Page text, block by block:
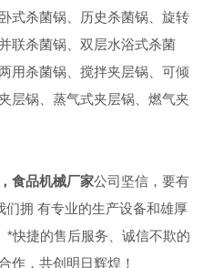
式杀菌锅、历史杀菌锅、旋转
联杀菌锅、双层水浴式杀菌
用杀菌锅、搅拌夹层锅、可倾
层锅、蒸气式夹层锅、燃气夹
食品机械厂家公司坚信，要有
拥 有专业的生产设备和雄厚
*快捷的售后服务、诚信不欺的
作，共创明日辉煌！